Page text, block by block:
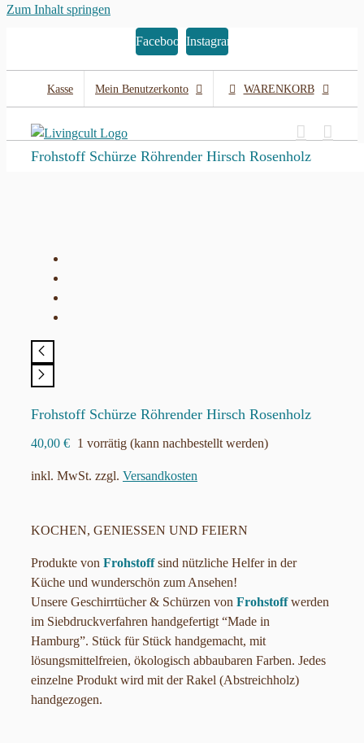
Zum Inhalt springen
Facebook Instagram
Kasse Mein Benutzerkonto WARENKORB
Frohstoff Schürze Röhrender Hirsch Rosenholz
Frohstoff Schürze Röhrender Hirsch Rosenholz
40,00 € 1 vorrätig (kann nachbestellt werden)
inkl. MwSt. zzgl. Versandkosten
KOCHEN, GENIESSEN UND FEIERN
Produkte von Frohstoffsind nützliche Helfer in der
Küche und wunderschön zum Ansehen!
Unsere Geschirrtücher & Schürzen von Frohstoffwerden
im Siebdruckverfahren handgefertigt “Made in
Hamburg”. Stück für Stück handgemacht, mit
lösungsmittelfreien, ökologisch abbaubaren Farben. Jedes
einzelne Produkt wird mit der Rakel (Abstreichholz)
handgezogen.